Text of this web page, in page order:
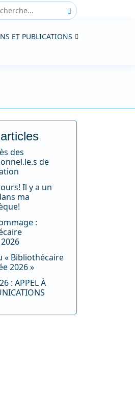
ET PUBLICATIONS
des
de
Il y a un
ma
:
« Bibliothécaire
2026 »
: APPEL À